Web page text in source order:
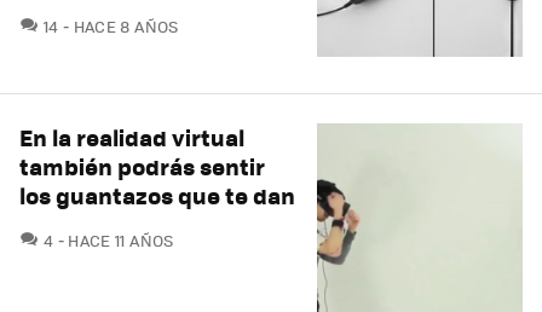
14 COMENTARIOS
HACE 8 AÑOS
En la realidad virtual
también podrás sentir
los guantazos que te dan
4 COMENTARIOS
HACE 11 AÑOS